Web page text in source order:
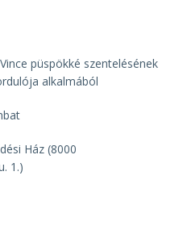
püspökké szentelésének
alkalmából
Ház (8000
1.)